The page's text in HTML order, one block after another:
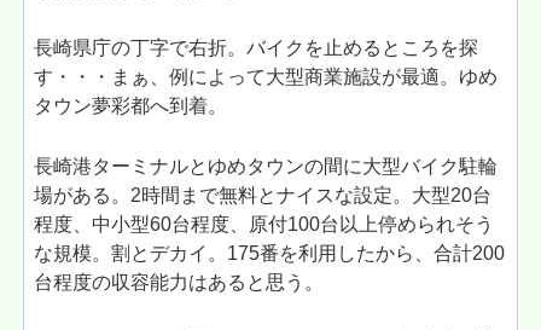
長崎県庁の丁字で右折。バイクを止めるところを探
す・・・まぁ、例によって大型商業施設が最適。ゆめ
タウン夢彩都へ到着。
長崎港ターミナルとゆめタウンの間に大型バイク駐輪
場がある。2時間まで無料とナイスな設定。大型20台
程度、中小型60台程度、原付100台以上停められそう
な規模。割とデカイ。175番を利用したから、合計200
台程度の収容能力はあると思う。